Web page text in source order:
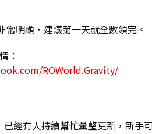
常明顯，建議第一天就全數領完。
：
ROWorld.Gravity/
經有人持續幫忙彙整更新，新手